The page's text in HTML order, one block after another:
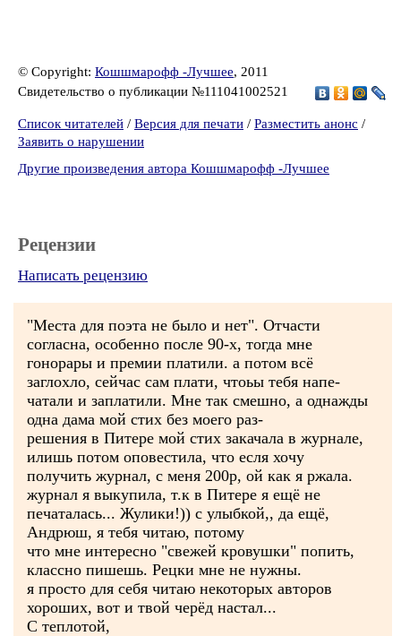
© Copyright: Кошшмарофф -Лучшее, 2011
Свидетельство о публикации №111041002521
Список читателей / Версия для печати / Разместить анонс /
Заявить о нарушении
Другие произведения автора Кошшмарофф -Лучшее
Рецензии
Написать рецензию
"Места для поэта не было и нет". Отчасти
согласна, особенно после 90-х, тогда мне
гонорары и премии платили. а потом всё
заглохло, сейчас сам плати, чтоьы тебя напе-
чатали и заплатили. Мне так смешно, а однажды
одна дама мой стих без моего раз-
решения в Питере мой стих закачала в журнале,
илишь потом оповестила, что есля хочу
получить журнал, с меня 200р, ой как я ржала.
журнал я выкупила, т.к в Питере я ещё не
печаталась... Жулики!)) с улыбкой,, да ещё,
Андрюш, я тебя читаю, потому
что мне интересно "свежей кровушки" попить,
классно пишешь. Рецки мне не нужны.
я просто для себя читаю некоторых авторов
хороших, вот и твой черёд настал...
С теплотой,